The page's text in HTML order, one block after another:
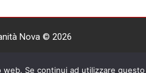
Nova © 2026
Se continui ad utilizzare